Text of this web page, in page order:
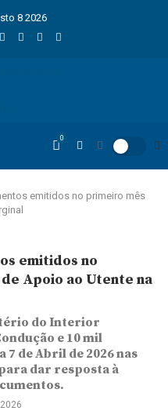
8 2026
0
emitidos no primeiro mês
emitidos no
Apoio ao Utente na
do Interior
e 10 mil
7 de Abril de 2026 nas
dar resposta à